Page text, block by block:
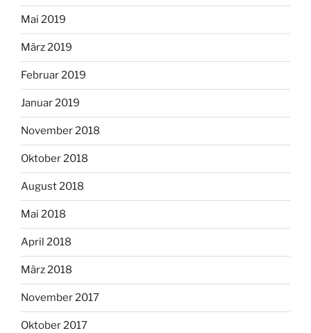
Mai 2019
März 2019
Februar 2019
Januar 2019
November 2018
Oktober 2018
August 2018
Mai 2018
April 2018
März 2018
November 2017
Oktober 2017